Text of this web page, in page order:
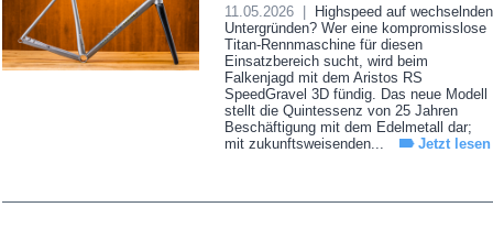
11.05.2026 |
Highspeed auf wechselnden
Untergründen? Wer eine kompromisslose
Titan-Rennmaschine für diesen
Einsatzbereich sucht, wird beim
Falkenjagd mit dem Aristos RS
SpeedGravel 3D fündig. Das neue Modell
stellt die Quintessenz von 25 Jahren
Beschäftigung mit dem Edelmetall dar;
mit zukunftsweisenden...
Jetzt lesen